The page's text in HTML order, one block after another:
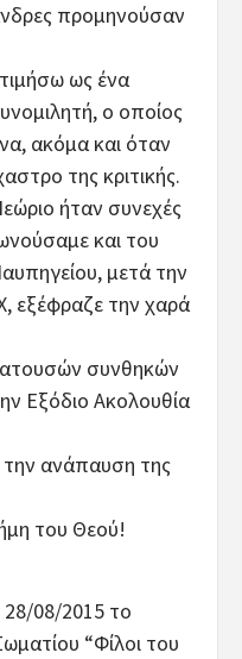
προμηνούσαν
ως ένα
ο οποίος
ακόμα και όταν
της κριτικής.
ήταν συνεχές
και του
μετά την
εξέφραζε την χαρά
συνθηκών
Εξόδιο Ακολουθία
ανάπαυση της
του Θεού!
28/08/2015 τo
“Φίλοι του